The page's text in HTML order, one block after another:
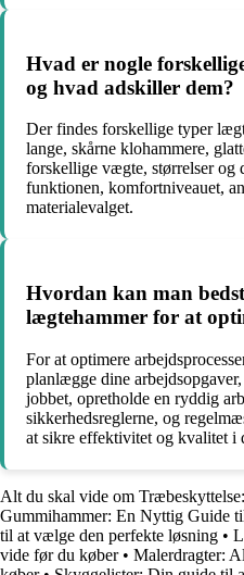
Hvad er nogle
og hvad adskiller dem?
Der findes forskellige typer
lange, skårne klohammere,
forskellige vægte, størrelser og
funktionen, komfortniveauet,
materialevalget.
Hvordan kan man
lægtehammer for at
For at optimere
planlægge dine
jobbet, opretholde en ryddig
sikkerhedsreglerne, og
at sikre effektivitet og kvalitet i
Alt du skal vide om
Gummihammer: En Nyttig Guide
til at vælge den perfekte løsning •
vide før du køber• Malerdragter: